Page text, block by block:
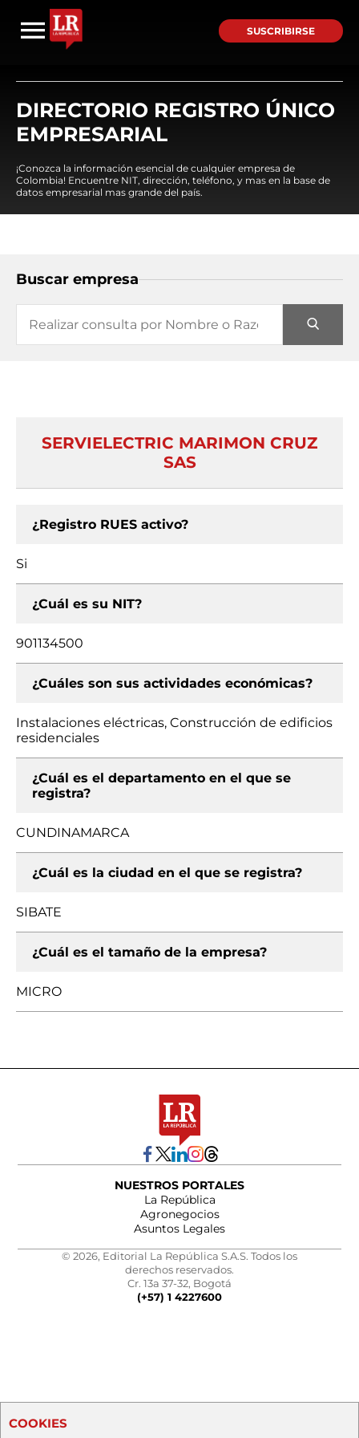
SUSCRIBIRSE
DIRECTORIO REGISTRO ÚNICO
EMPRESARIAL
¡Conozca la información esencial de cualquier empresa de
Colombia! Encuentre NIT, dirección, teléfono, y mas en la base de
datos empresarial mas grande del país.
Buscar empresa
SERVIELECTRIC MARIMON CRUZ
SAS
¿Registro RUES activo?
Si
¿Cuál es su NIT?
901134500
¿Cuáles son sus actividades económicas?
Instalaciones eléctricas, Construcción de edificios
residenciales
¿Cuál es el departamento en el que se
registra?
CUNDINAMARCA
¿Cuál es la ciudad en el que se registra?
SIBATE
¿Cuál es el tamaño de la empresa?
MICRO
NUESTROS PORTALES
La República
Agronegocios
Asuntos Legales
© 2026, Editorial La República S.A.S. Todos los
derechos reservados.
Cr. 13a 37-32, Bogotá
(+57) 1 4227600
COOKIES